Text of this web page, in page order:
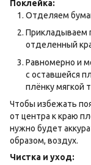
Поклейка:
Отделяем
Прикладываем
отделенный
Равномерно и
с оставшейся
плёнку мягкой
Чтобы избежать
от центра к краю
нужно будет
образом, воздух.
Чистка и уход: